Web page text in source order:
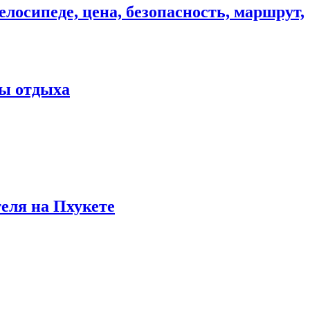
цена, безопасность, маршрут,
отдыха
на Пхукете